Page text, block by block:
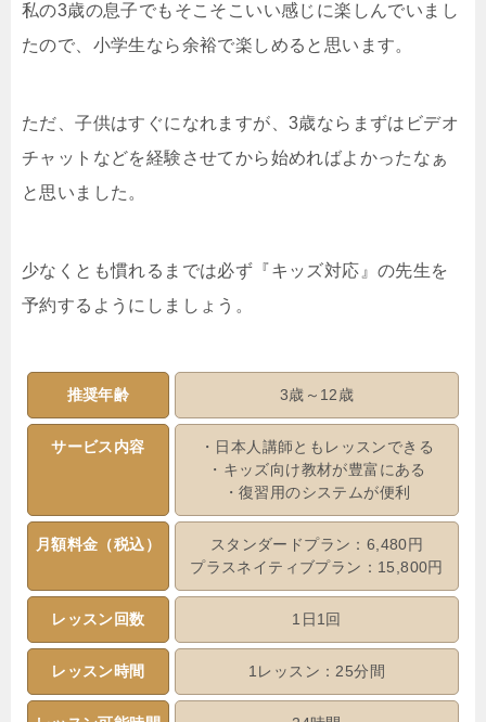
私の3歳の息子でもそこそこいい感じに楽しんでいまし
たので、小学生なら余裕で楽しめると思います。
ただ、子供はすぐになれますが、3歳ならまずはビデオ
チャットなどを経験させてから始めればよかったなぁ
と思いました。
少なくとも慣れるまでは必ず『キッズ対応』の先生を
予約するようにしましょう。
推奨年齢 3歳～12歳
サービス内容
・日本人講師ともレッスンできる
・キッズ向け教材が豊富にある
・復習用のシステムが便利
月額料金（税込）
スタンダードプラン：6,480円
プラスネイティブプラン：15,800円
レッスン回数 1日1回
レッスン時間 1レッスン：25分間